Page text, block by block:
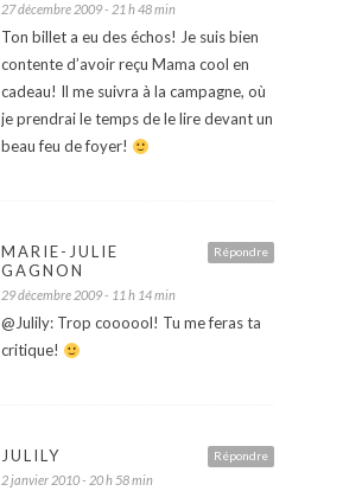
27 décembre 2009 - 21 h 48 min
Ton billet a eu des échos! Je suis bien
contente d’avoir reçu Mama cool en
cadeau! Il me suivra à la campagne, où
je prendrai le temps de le lire devant un
beau feu de foyer!
Répondre
MARIE-JULIE
GAGNON
29 décembre 2009 - 11 h 14 min
@Julily: Trop coooool! Tu me feras ta
critique!
Répondre
JULILY
2 janvier 2010 - 20 h 58 min